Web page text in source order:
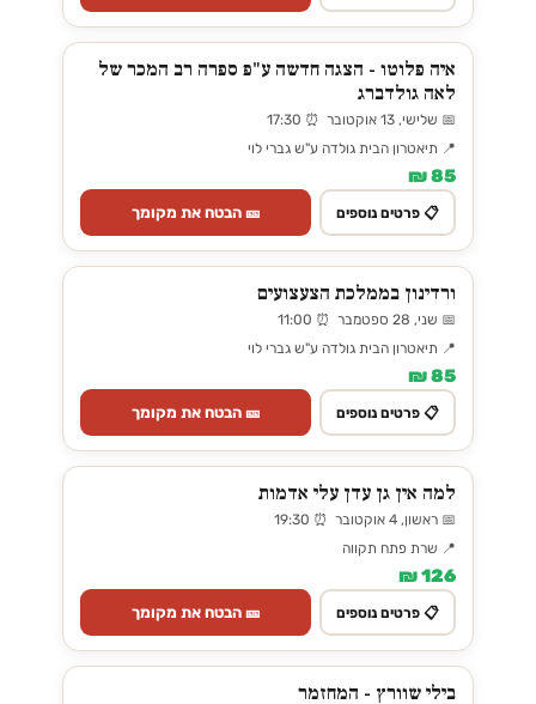
איה פלוטו - הצגה חדשה ע"פ ספרה רב המכר של
לאה גולדברג
📅 שלישי, 13 אוקטובר ⏰ 17:30
📍 תיאטרון הבית גולדה ע"ש גברי לוי
85 ₪
📋 פרטים נוספים 🎫 הבטח את מקומך
ורדינון בממלכת הצעצועים
📅 שני, 28 ספטמבר ⏰ 11:00
📍 תיאטרון הבית גולדה ע"ש גברי לוי
85 ₪
📋 פרטים נוספים 🎫 הבטח את מקומך
למה אין גן עדן עלי אדמות
📅 ראשון, 4 אוקטובר ⏰ 19:30
📍 שרת פתח תקווה
126 ₪
📋 פרטים נוספים 🎫 הבטח את מקומך
בילי שוורץ - המחזמר